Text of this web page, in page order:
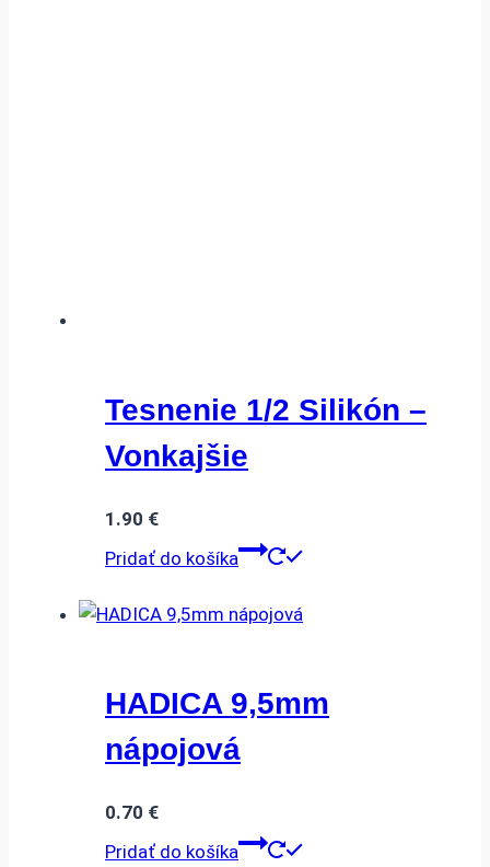
Tesnenie 1/2 Silikón –
Vonkajšie
1.90 €
Pridať do košíka
HADICA 9,5mm
nápojová
0.70 €
Pridať do košíka